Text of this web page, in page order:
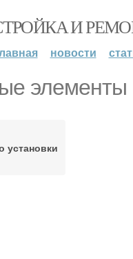
И
новости
элементы
установки